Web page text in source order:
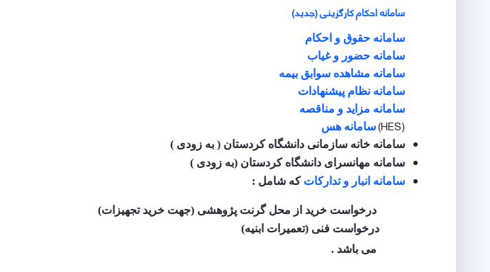
سامانه احکام کارگزینی (جدید)
سامانه حقوق و احکام
سامانه حضور و غیاب
سامانه مشاهده سوابق بیمه
سامانه نظام پیشنهادات
سامانه مزاید و مناقصه
سامانه هس(HES)
سامانه خانه سازمانی دانشگاه کردستان ( به زودی )
سامانه مهانسرای دانشگاه کردستان (به زودی )
سامانه انبار و تدارکاتکه شامل :
درخواست خرید از محل گرنت پژوهشی (جهت خرید تجهیزات)
درخواست فنی (تعمیرات ابنیه)
​​​​​​​می باشد .